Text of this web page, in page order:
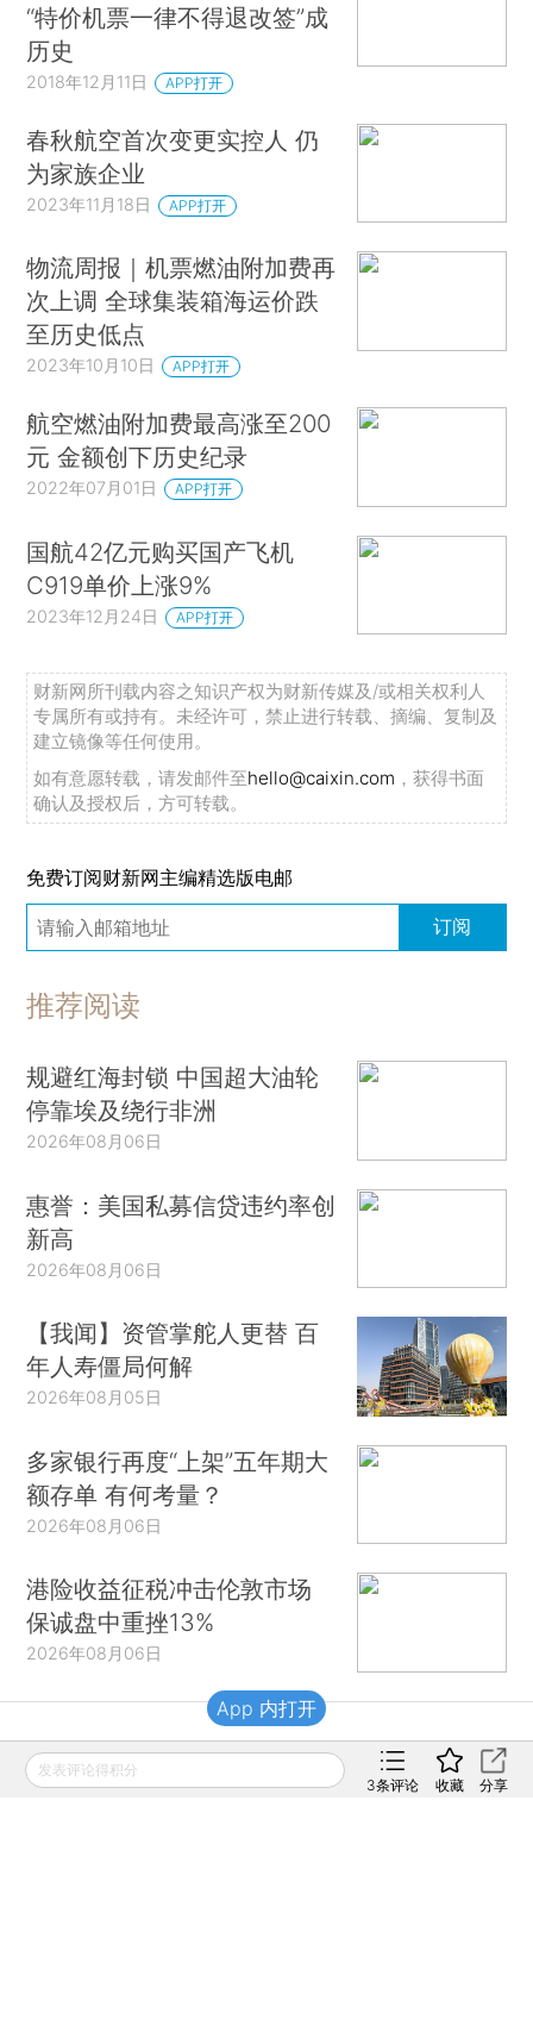
“特价机票一律不得退改签”成
历史
2018年12月11日 APP打开
春秋航空首次变更实控人 仍
为家族企业
2023年11月18日 APP打开
物流周报｜机票燃油附加费再
次上调 全球集装箱海运价跌
至历史低点
2023年10月10日 APP打开
航空燃油附加费最高涨至200
元 金额创下历史纪录
2022年07月01日 APP打开
国航42亿元购买国产飞机
C919单价上涨9%
2023年12月24日 APP打开
财新网所刊载内容之知识产权为财新传媒及/或相关权利人
专属所有或持有。未经许可，禁止进行转载、摘编、复制及
建立镜像等任何使用。
如有意愿转载，请发邮件至hello@caixin.com ，获得书面
确认及授权后，方可转载。
免费订阅财新网主编精选版电邮
订阅
推荐阅读
规避红海封锁 中国超大油轮
停靠埃及绕行非洲
2026年08月06日
惠誉：美国私募信贷违约率创
新高
2026年08月06日
【我闻】资管掌舵人更替 百
年人寿僵局何解
2026年08月05日
多家银行再度“上架”五年期大
额存单 有何考量？
2026年08月06日
港险收益征税冲击伦敦市场
保诚盘中重挫13%
2026年08月06日
财新移动
发表评论得积分
3条评论 收藏 分享
App 内打开